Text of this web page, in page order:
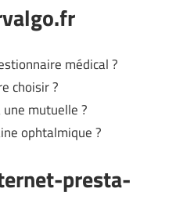
médical ?
choisir ?
mutuelle ?
ophtalmique ?
presta-